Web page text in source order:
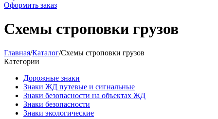
Оформить заказ
Схемы строповки грузов
Главная/Каталог/Схемы строповки грузов
Категории
Дорожные знаки
Знаки ЖД путевые и сигнальные
Знаки безопасности на объектах ЖД
Знаки безопасности
Знаки экологические